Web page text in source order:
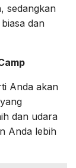
sedangkan
dan
Anda akan
dan udara
Anda lebih